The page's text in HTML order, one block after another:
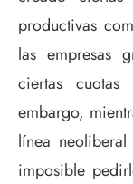
productivas
las empresas
ciertas
embargo,
línea
imposible